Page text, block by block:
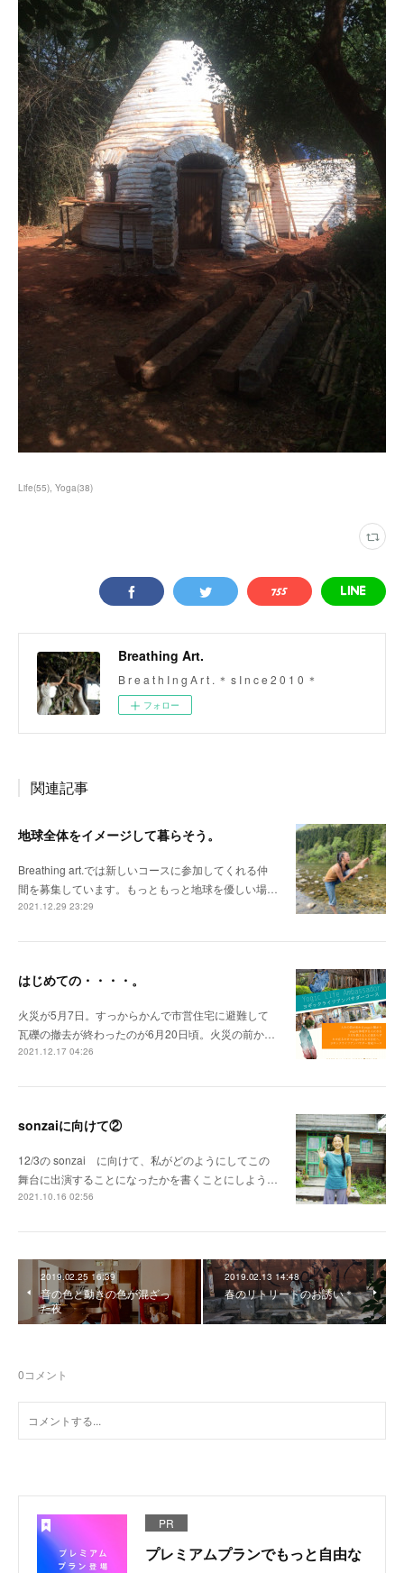
Life(55) Yoga(38)
Breathing Art.
B r e a t h I n g A r t . ＊ s I n c e 2 0 1 0 ＊
フォロー
関連記事
地球全体をイメージして暮らそう。
Breathing art.では新しいコースに参加してくれる仲
間を募集しています。もっともっと地球を優しい場…
2021.12.29 23:29
はじめての・・・・。
火災が5月7日。すっからかんで市営住宅に避難して
瓦礫の撤去が終わったのが6月20日頃。火災の前か…
2021.12.17 04:26
sonzaiに向けて②
12/3の sonzai に向けて、私がどのようにしてこの
舞台に出演することになったかを書くことにしよう…
2021.10.16 02:56
2019.02.25 16:39
音の色と動きの色が混ざっ
た夜
2019.02.13 14:48
春のリトリートのお誘い＊
0コメント
PR
プレミアムプランでもっと自由な